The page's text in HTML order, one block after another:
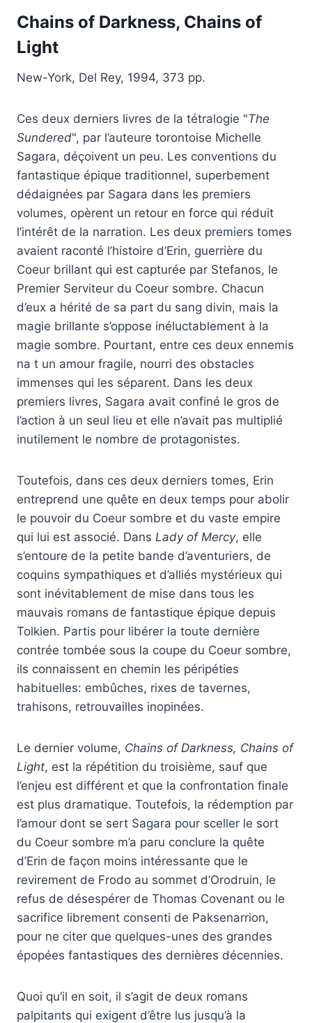
Chains of Darkness, Chains of
Light
New-York, Del Rey, 1994, 373 pp.
Ces deux derniers livres de la tétralogie "The
Sundered", par l’auteure torontoise Michelle
Sagara, déçoivent un peu. Les conventions du
fantastique épique traditionnel, superbement
dédaignées par Sagara dans les premiers
volumes, opèrent un retour en force qui réduit
l’intérêt de la narration. Les deux premiers tomes
avaient raconté l’histoire d’Erin, guerrière du
Coeur brillant qui est capturée par Stefanos, le
Premier Serviteur du Coeur sombre. Chacun
d’eux a hérité de sa part du sang divin, mais la
magie brillante s’oppose inéluctablement à la
magie sombre. Pourtant, entre ces deux ennemis
na t un amour fragile, nourri des obstacles
immenses qui les séparent. Dans les deux
premiers livres, Sagara avait confiné le gros de
l’action à un seul lieu et elle n’avait pas multiplié
inutilement le nombre de protagonistes.
Toutefois, dans ces deux derniers tomes, Erin
entreprend une quête en deux temps pour abolir
le pouvoir du Coeur sombre et du vaste empire
qui lui est associé. Dans Lady of Mercy, elle
s’entoure de la petite bande d’aventuriers, de
coquins sympathiques et d’alliés mystérieux qui
sont inévitablement de mise dans tous les
mauvais romans de fantastique épique depuis
Tolkien. Partis pour libérer la toute dernière
contrée tombée sous la coupe du Coeur sombre,
ils connaissent en chemin les péripéties
habituelles: embûches, rixes de tavernes,
trahisons, retrouvailles inopinées.
Le dernier volume, Chains of Darkness, Chains of
Light, est la répétition du troisième, sauf que
l’enjeu est différent et que la confrontation finale
est plus dramatique. Toutefois, la rédemption par
l’amour dont se sert Sagara pour sceller le sort
du Coeur sombre m’a paru conclure la quête
d’Erin de façon moins intéressante que le
revirement de Frodo au sommet d’Orodruin, le
refus de désespérer de Thomas Covenant ou le
sacrifice librement consenti de Paksenarrion,
pour ne citer que quelques-unes des grandes
épopées fantastiques des dernières décennies.
Quoi qu’il en soit, il s’agit de deux romans
palpitants qui exigent d’être lus jusqu’à la